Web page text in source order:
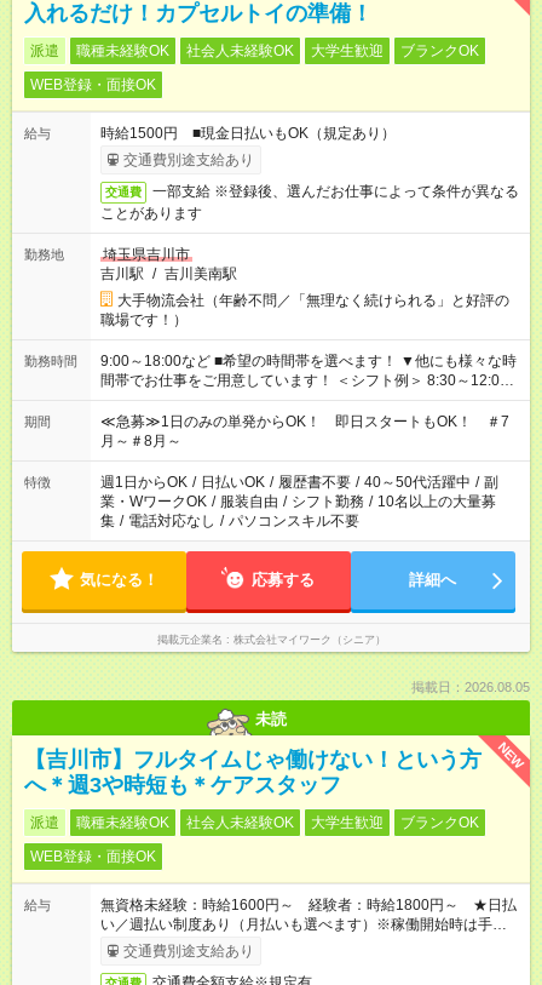
入れるだけ！カプセルトイの準備！
派遣 職種未経験OK 社会人未経験OK 大学生歓迎
ブランクOK
WEB登録・面接OK
給与
時給1500円 ■現金日払いもOK（規定あり）
交通費別途支給あり
交通費
一部支給 ※登録後、選んだお仕事によって条件が異なる
ことがあります
勤務地
埼玉県吉川市
吉川駅 / 吉川美南駅
大手物流会社（年齢不問／「無理なく続けられる」と好評の
職場です！）
勤務時間
9:00～18:00など ■希望の時間帯を選べます！ ▼他にも様々な時
間帯でお仕事をご用意しています！ ＜シフト例＞ 8:30～12:00
17:00～22:00 13:00～22:00 22:00～翌6:00 など
期間
≪急募≫1日のみの単発からOK！ 即日スタートもOK！ ＃7
月～＃8月～
特徴 週1日からOK / 日払いOK / 履歴書不要 / 40～50代活躍中 / 副
業・WワークOK / 服装自由 / シフト勤務 / 10名以上の大量募
集 / 電話対応なし / パソコンスキル不要
気になる！ 応募する 詳細へ
掲載元企業名 株式会社マイワーク（シニア）
掲載日：2026.08.05
未読
NEW
【吉川市】フルタイムじゃ働けない！という方
へ＊週3や時短も＊ケアスタッフ
派遣 職種未経験OK 社会人未経験OK 大学生歓迎
ブランクOK
WEB登録・面接OK
給与
無資格未経験：時給1600円～ 経験者：時給1800円～ ★日払
い／週払い制度あり（月払いも選べます）※稼働開始時は手続き
完了次第のお支払いとなります。
交通費別途支給あり